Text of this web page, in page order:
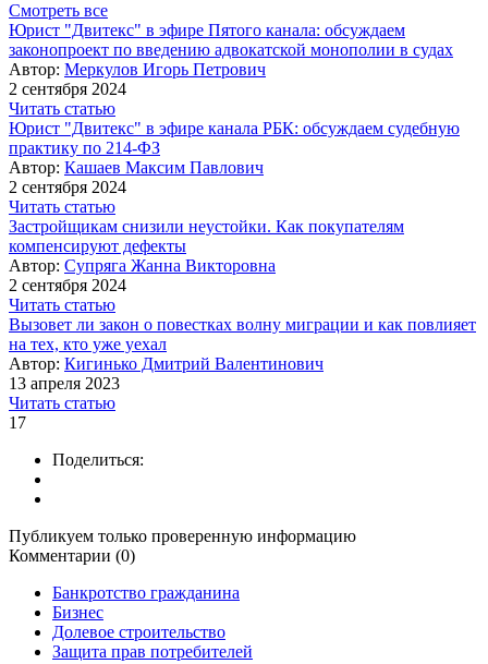
Смотреть все
Юрист "Двитекс" в эфире Пятого канала: обсуждаем
законопроект по введению адвокатской монополии в судах
Автор: Меркулов Игорь Петрович
2 сентября 2024
Читать статью
Юрист "Двитекс" в эфире канала РБК: обсуждаем судебную
практику по 214-ФЗ
Автор: Кашаев Максим Павлович
2 сентября 2024
Читать статью
Застройщикам снизили неустойки. Как покупателям
компенсируют дефекты
Автор: Супряга Жанна Викторовна
2 сентября 2024
Читать статью
Вызовет ли закон о повестках волну миграции и как повлияет
на тех, кто уже уехал
Автор: Кигинько Дмитрий Валентинович
13 апреля 2023
Читать статью
17
Поделиться:
Публикуем только проверенную информацию
Комментарии (0)
Банкротство гражданина
Бизнес
Долевое строительство
Защита прав потребителей